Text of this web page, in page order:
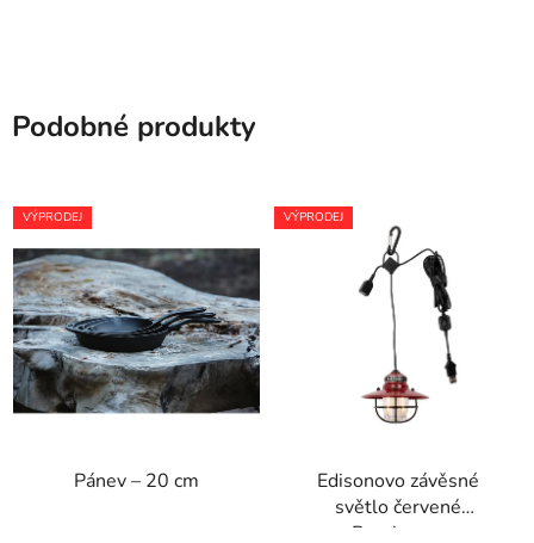
Podobné produkty
VÝPRODEJ
Pánev – 20 cm
VÝPRODEJ
Edisonovo závěsné
světlo červené
Barebones